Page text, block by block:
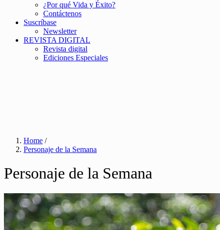
¿Por qué Vida y Éxito?
Contáctenos
Suscríbase
Newsletter
REVISTA DIGITAL
Revista digital
Ediciones Especiales
Home /
Personaje de la Semana
Personaje de la Semana